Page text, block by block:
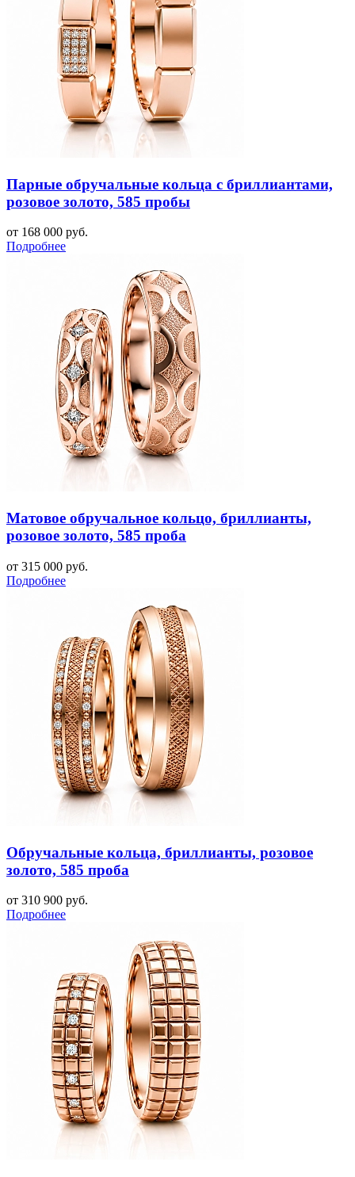
Парные обручальные кольца с бриллиантами,
розовое золото, 585 пробы
от 168 000 руб.
Подробнее
Матовое обручальное кольцо, бриллианты,
розовое золото, 585 проба
от 315 000 руб.
Подробнее
Обручальные кольца, бриллианты, розовое
золото, 585 проба
от 310 900 руб.
Подробнее